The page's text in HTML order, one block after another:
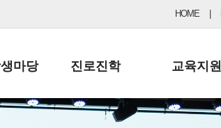
HOME
마당
생활규정
진로진학
공지사항 및 입시자료
교육지원
행정실